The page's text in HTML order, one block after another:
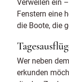
Fenstern eine
die Boote, die
Wer neben
erkunden